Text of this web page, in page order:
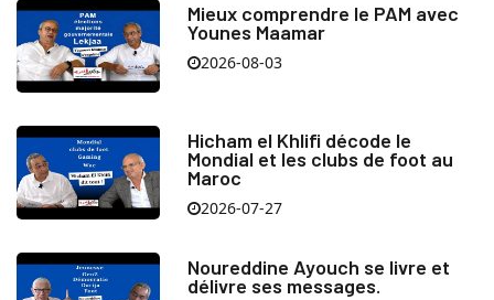
Mieux comprendre le PAM avec
Younes Maamar
2026-08-03
Hicham el Khlifi décode le
Mondial et les clubs de foot au
Maroc
2026-07-27
Noureddine Ayouch se livre et
délivre ses messages.